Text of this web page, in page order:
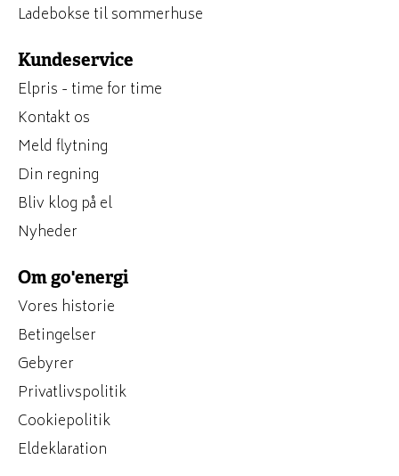
Ladebokse til sommerhuse
Kundeservice
Elpris - time for time
Kontakt os
Meld flytning
Din regning
Bliv klog på el
Nyheder
Om go'energi
Vores historie
Betingelser
Gebyrer
Privatlivspolitik
Cookiepolitik
Eldeklaration